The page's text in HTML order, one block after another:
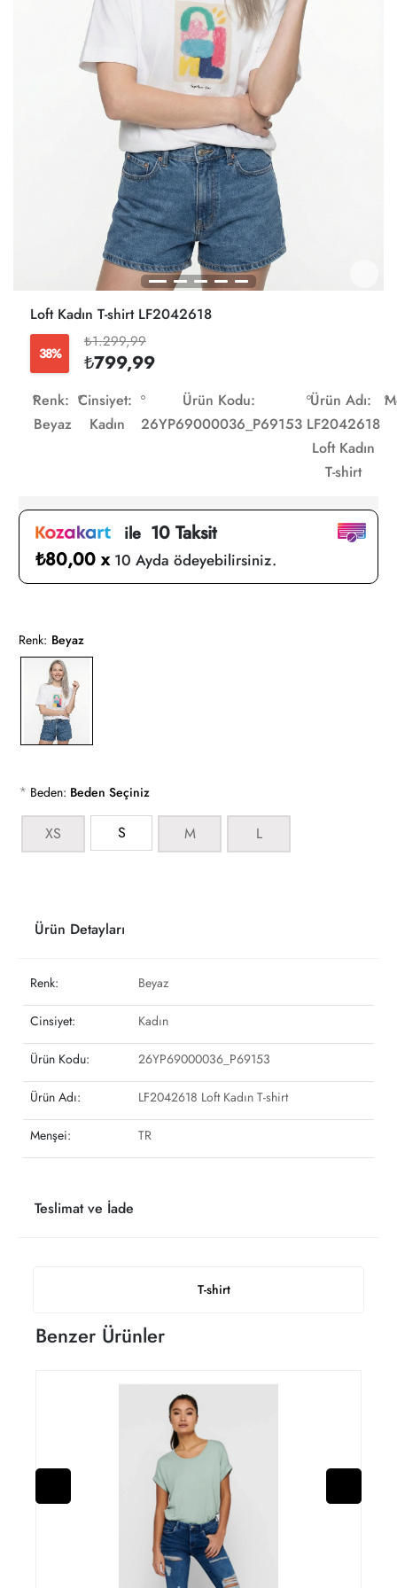
Loft Kadın T-shirt LF2042618
38%
₺1.299,99
₺799,99
Renk:
Beyaz
Cinsiyet:
Kadın
Ürün Kodu:
26YP69000036_P69153
Ürün Adı:
LF2042618
Loft Kadın
T-shirt
ile10 Taksit
₺80,00 x 10 Ayda ödeyebilirsiniz.
Renk: Beyaz
* Beden: Beden Seçiniz
XS S M L
T-shirt
Ürün Detayları
Renk: Beyaz
Cinsiyet: Kadın
Ürün Kodu: 26YP69000036_P69153
Ürün Adı: LF2042618 Loft Kadın T-shirt
Menşei: TR
Teslimat ve İade
Benzer Ürünler